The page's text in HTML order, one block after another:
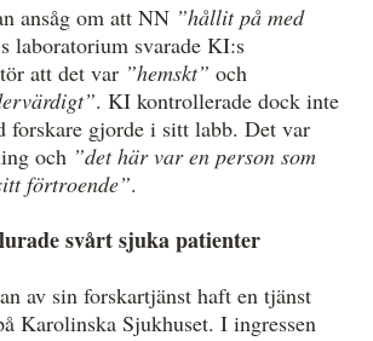
ansåg om att NN ”hållit på med
laboratorium svarade KI:s
att det var ”hemskt” och
. KI kontrollerade dock inte
forskare gjorde i sitt labb. Det var
och ”det här var en person som
förtroende”.
svårt sjuka patienter
av sin forskartjänst haft en tjänst
Karolinska Sjukhuset. I ingressen